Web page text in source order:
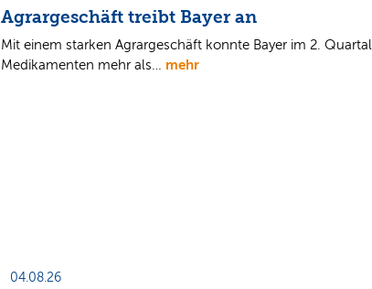
Agrargeschäft treibt Bayer an
Mit einem starken Agrargeschäft konnte Bayer im 2.
Medikamenten mehr als… mehr
04.08.26